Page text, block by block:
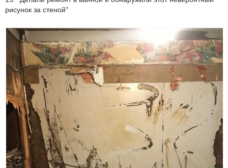
рисунок за стеной"